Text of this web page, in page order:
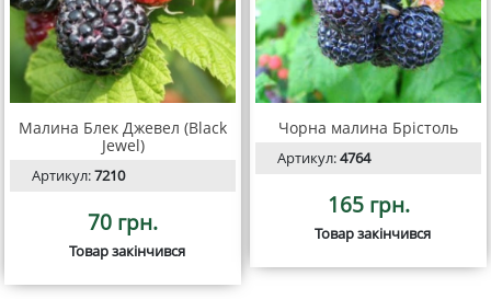
Малина Блек Джевел (Black
Jewel)
Артикул:7210
70 грн.
Товар закінчився
Чорна малина Брістоль
Артикул:4764
165 грн.
Товар закінчився